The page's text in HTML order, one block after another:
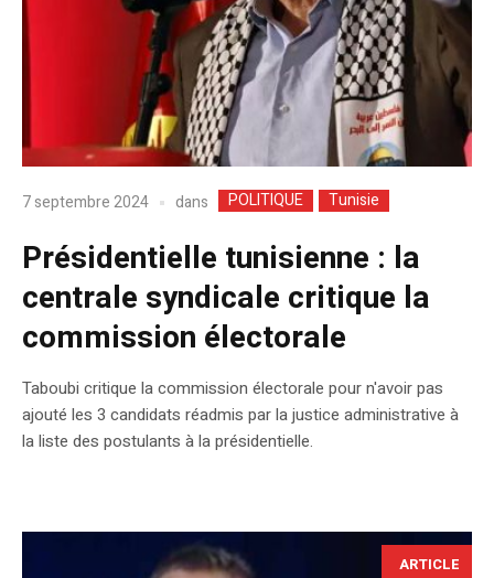
7 septembre 2024 dans POLITIQUE Tunisie
Présidentielle tunisienne : la
centrale syndicale critique la
commission électorale
Taboubi critique la commission électorale pour n'avoir pas
ajouté les 3 candidats réadmis par la justice administrative à
la liste des postulants à la présidentielle.
ARTICLE